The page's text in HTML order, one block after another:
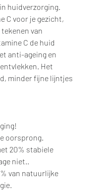
huidverzorging.
C voor je gezicht,
van
C de huid
anti-ageing en
Het
minder fijne lijntjes
oorsprong.
20% stabiele
niet..
van natuurlijke